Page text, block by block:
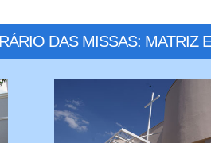
DAS MISSAS: MATRIZ